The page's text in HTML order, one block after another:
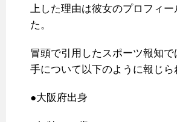
上した理由は彼女のプロフィー
た。
冒頭で引用したスポーツ報知で
手について以下のように報じら
●大阪府出身